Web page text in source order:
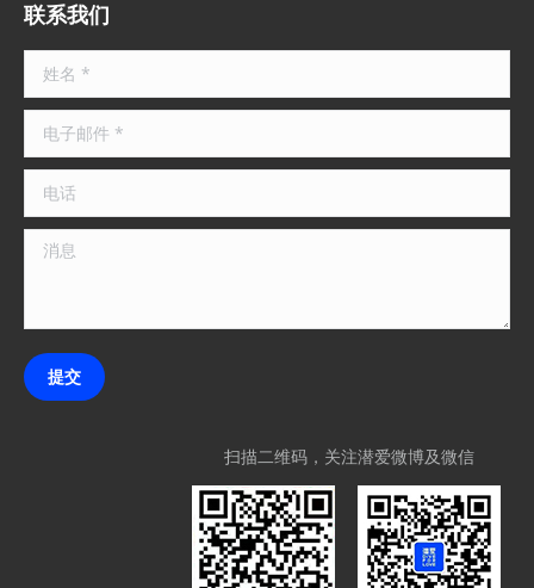
联系我们
姓名 *
电子邮件 *
电话
消息
提交
扫描二维码，关注潜爱微博及微信